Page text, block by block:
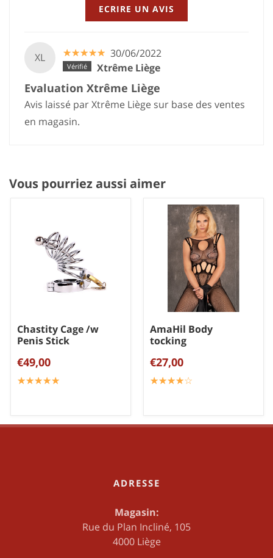
ECRIRE UN AVIS
XL ☆☆☆☆☆
★★★★★ 30/06/2022
Xtrême Liège
Evaluation Xtrême Liège
Avis laissé par Xtrême Liège sur base des ventes
en magasin.
Vous pourriez aussi aimer
Chastity Cage /w
Penis Stick
€49,00
☆☆☆☆☆
★★★★★
AmaHil Body
tocking
€27,00
☆☆☆☆☆
★★★★★
ADRESSE
Magasin:
Rue du Plan Incliné, 105
4000 Liège